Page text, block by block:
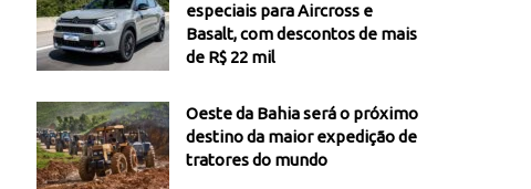
especiais para Aircross e
Basalt, com descontos de mais
de R$ 22 mil
Oeste da Bahia será o próximo
destino da maior expedição de
tratores do mundo